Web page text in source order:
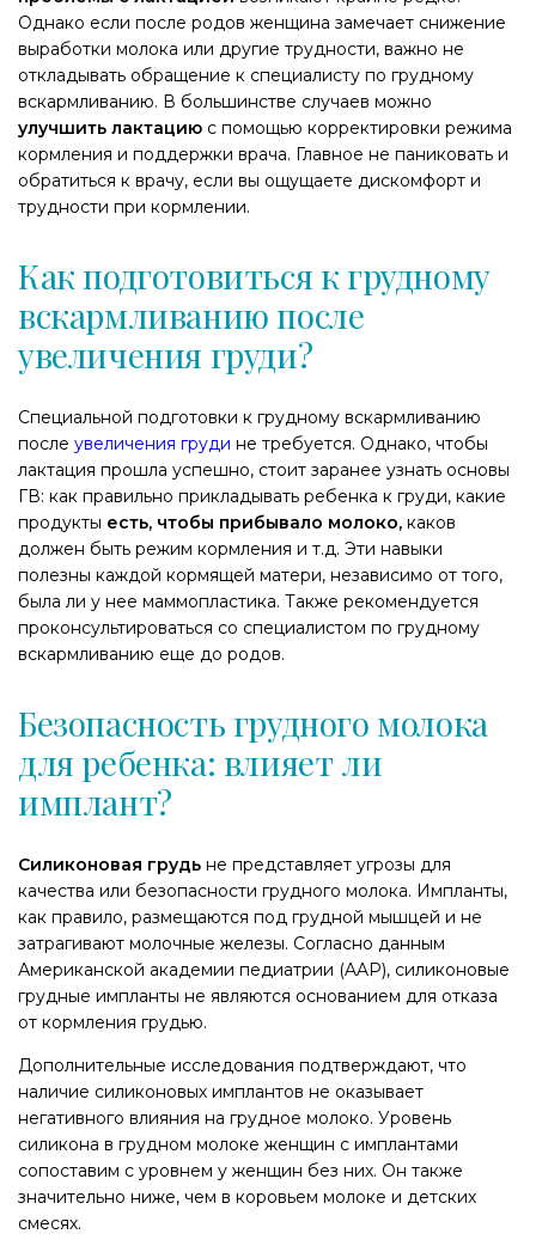
Однако если после родов женщина замечает снижение
выработки молока или другие трудности, важно не
откладывать обращение к специалисту по грудному
вскармливанию. В большинстве случаев можно
улучшить лактацию с помощью корректировки режима
кормления и поддержки врача. Главное не паниковать и
обратиться к врачу, если вы ощущаете дискомфорт и
трудности при кормлении.
Как подготовиться к грудному
вскармливанию после
увеличения груди?
Специальной подготовки к грудному вскармливанию
после увеличения груди не требуется. Однако, чтобы
лактация прошла успешно, стоит заранее узнать основы
ГВ: как правильно прикладывать ребенка к груди, какие
продукты есть, чтобы прибывало молоко, каков
должен быть режим кормления и т.д. Эти навыки
полезны каждой кормящей матери, независимо от того,
была ли у нее маммопластика. Также рекомендуется
проконсультироваться со специалистом по грудному
вскармливанию еще до родов.
Безопасность грудного молока
для ребенка: влияет ли
имплант?
Силиконовая грудь не представляет угрозы для
качества или безопасности грудного молока. Импланты,
как правило, размещаются под грудной мышцей и не
затрагивают молочные железы. Согласно данным
Американской академии педиатрии (AAP), силиконовые
грудные импланты не являются основанием для отказа
от кормления грудью.
Дополнительные исследования подтверждают, что
наличие силиконовых имплантов не оказывает
негативного влияния на грудное молоко. Уровень
силикона в грудном молоке женщин с имплантами
сопоставим с уровнем у женщин без них. Он также
значительно ниже, чем в коровьем молоке и детских
смесях.